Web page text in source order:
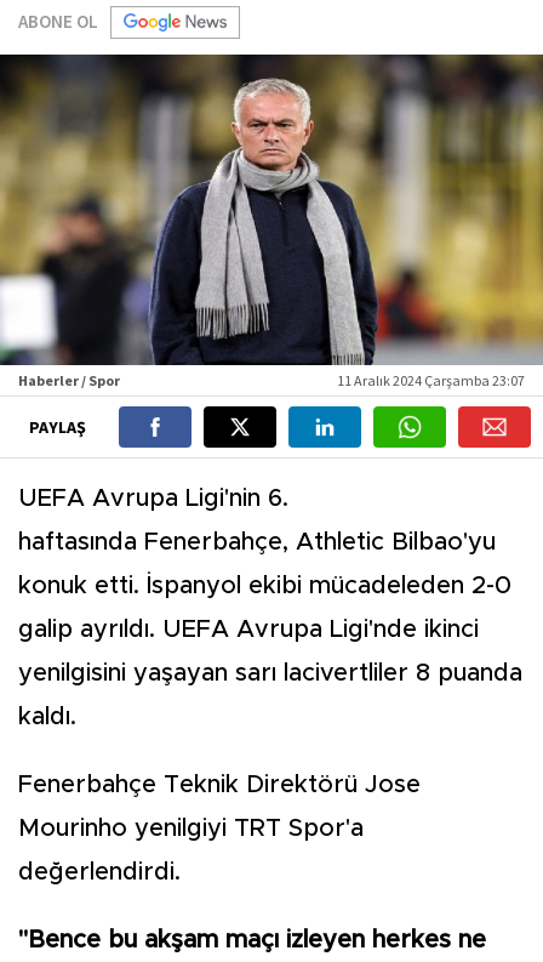
ABONE OL
Haberler / Spor 11 Aralık 2024 Çarşamba 23:07
PAYLAŞ
UEFA Avrupa Ligi'nin 6.
haftasında Fenerbahçe, Athletic Bilbao'yu
konuk etti. İspanyol ekibi mücadeleden 2-0
galip ayrıldı. UEFA Avrupa Ligi'nde ikinci
yenilgisini yaşayan sarı lacivertliler 8 puanda
kaldı.
Fenerbahçe Teknik Direktörü Jose
Mourinho yenilgiyi TRT Spor'a
değerlendirdi.
"Bence bu akşam maçı izleyen herkes ne